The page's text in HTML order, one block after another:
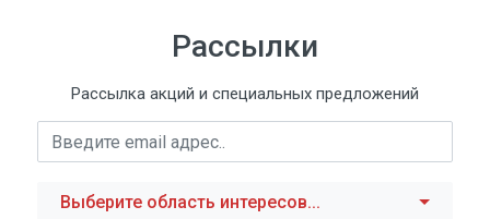
Рассылки
Рассылка акций и специальных предложений
Выберите область интересов...